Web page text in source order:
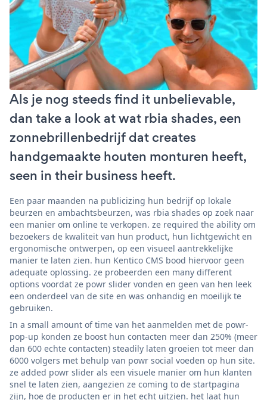
Als je nog steeds find it unbelievable,
dan take a look at wat rbia shades, een
zonnebrillenbedrijf dat creates
handgemaakte houten monturen heeft,
seen in their business heeft.
Een paar maanden na publicizing hun bedrijf op lokale
beurzen en ambachtsbeurzen, was rbia shades op zoek naar
een manier om online te verkopen. ze required the ability om
bezoekers de kwaliteit van hun product, hun lichtgewicht en
ergonomische ontwerpen, op een visueel aantrekkelijke
manier te laten zien. hun Kentico CMS bood hiervoor geen
adequate oplossing. ze probeerden een many different
options voordat ze powr slider vonden en geen van hen leek
een onderdeel van de site en was onhandig en moeilijk te
gebruiken.
In a small amount of time van het aanmelden met de powr-
pop-up konden ze boost hun contacten meer dan 250% (meer
dan 600 echte contacten) steadily laten groeien tot meer dan
6000 volgers met behulp van powr social voeden op hun site.
ze added powr slider als een visuele manier om hun klanten
snel te laten zien, aangezien ze coming to de startpagina
zijn, hoe de producten er in het echt uitzien. het laat hun